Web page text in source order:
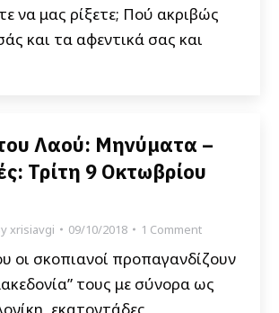
να μας ρίξετε; Πού ακριβώς
και τα αφεντικά σας και
Λαού: Μηνύματα –
Τρίτη 9 Οκτωβρίου
xrisiavgi 09/10/2018 1 Comment
οι σκοπιανοί προπαγανδίζουν
τους με σύνορα ως